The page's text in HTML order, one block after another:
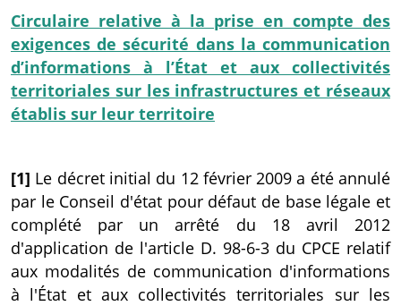
Circulaire relative à la prise en compte des
exigences de sécurité dans la communication
d’informations à l’État et aux collectivités
territoriales sur les infrastructures et réseaux
établis sur leur territoire
[1] Le décret initial du 12 février 2009 a été annulé
par le Conseil d'état pour défaut de base légale et
complété par un arrêté du 18 avril 2012
d'application de l'article D. 98-6-3 du CPCE relatif
aux modalités de communication d'informations
à l'État et aux collectivités territoriales sur les